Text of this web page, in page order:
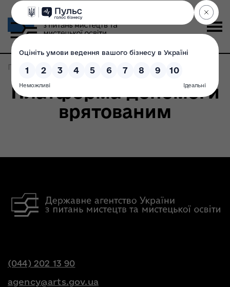
Головна Записи по метке: центри допомоги
Платформа допомоги
врятованим
(044) 202 13 90
agency@arts.gov.ua